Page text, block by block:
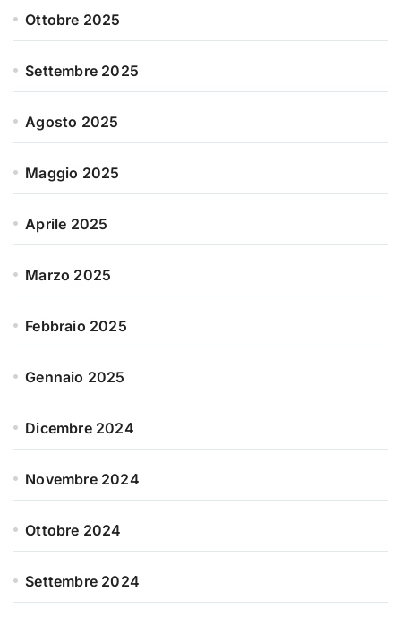
Ottobre 2025
Settembre 2025
Agosto 2025
Maggio 2025
Aprile 2025
Marzo 2025
Febbraio 2025
Gennaio 2025
Dicembre 2024
Novembre 2024
Ottobre 2024
Settembre 2024